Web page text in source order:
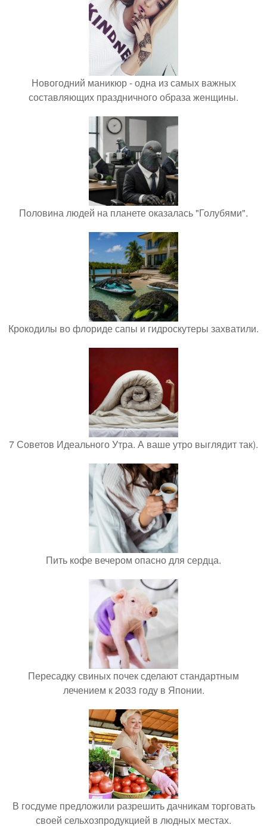
Новогодний маникюр - одна из самых важных
составляющих праздничного образа женщины.
Половина людей на планете оказалась "Голубями".
Крокодилы во флориде сапы и гидроскутеры захватили.
7 Советов Идеального Утра. А ваше утро выглядит так).
Пить кофе вечером опасно для сердца.
Пересадку свиных почек сделают стандартным
лечением к 2033 году в Японии.
В госдуме предложили разрешить дачникам торговать
своей сельхозпродукцией в людных местах.